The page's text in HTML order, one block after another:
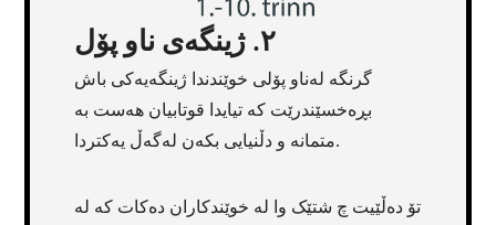
٢. ژینگەی ناو پۆل
گرنگە لەناو پۆلی خوێندندا ژینگەیەکی باش
بڕەخسێندرێت کە تیایدا قوتابیان هەست بە
متمانە و دڵنیایی بکەن لەگەڵ یەکتردا.
تۆ دەڵێیت چ شتێک وا لە خوێندکاران دەکات کە لە